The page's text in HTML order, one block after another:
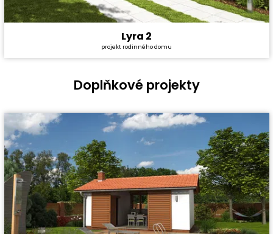
Dispozice:
5+1
Lyra 2
projekt rodinného domu
Doplňkové projekty